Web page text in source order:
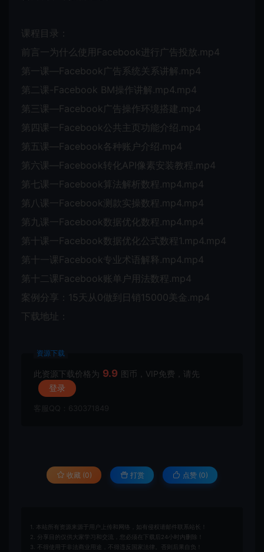
课程目录：
前言一为什么使用Facebook进行广告投放.mp4
第一课—Facebook广告系统关系讲解.mp4
第二课-Facebook BM操作讲解.mp4.mp4
第三课—Facebook广告操作环境搭建.mp4
第四课一Facebook公共主页功能介绍.mp4
第五课—Facebook各种账户介绍.mp4
第六课—Facebook转化API像素安装教程.mp4
第七课一Facebook算法解析数程.mp4.mp4
第八课一Facebook测款实操数程.mp4.mp4
第九课一Facebook数据优化数程.mp4.mp4
第十课一Facebook数据优化公式数程1.mp4.mp4
第十一课Facebook专业术语解释.mp4.mp4
第十二课Facebook账单户用法数程.mp4
案例分享：15天从0做到日销15000美金.mp4
下载地址：
资源下载
此资源下载价格为 9.9 图币，VIP免费，请先
登录
客服QQ：630371849
收藏 (0) 打赏 点赞 (0)
1. 本站所有资源来源于用户上传和网络，如有侵权请邮件联系站长！
2. 分享目的仅供大家学习和交流，您必须在下载后24小时内删除！
3. 不得使用于非法商业用途，不得违反国家法律。否则后果自负！